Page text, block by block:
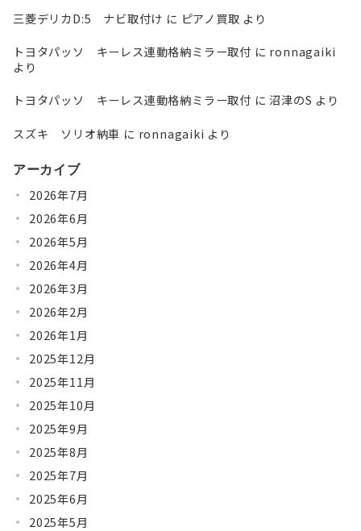
三菱デリカD:5 ナビ取付け に ピアノ買取 より
トヨタパッソ キーレス連動格納ミラー取付 に ronnagaiki
より
トヨタパッソ キーレス連動格納ミラー取付 に沼津のS より
スズキ ソリオ納車 に ronnagaiki より
アーカイブ
2026年7月
2026年6月
2026年5月
2026年4月
2026年3月
2026年2月
2026年1月
2025年12月
2025年11月
2025年10月
2025年9月
2025年8月
2025年7月
2025年6月
2025年5月